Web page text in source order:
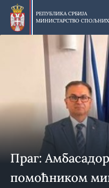
Прескочи
главни
део
РЕПУБЛИКА СРБИЈА
МИНИСТАРСТВО
Праг:
помоћником